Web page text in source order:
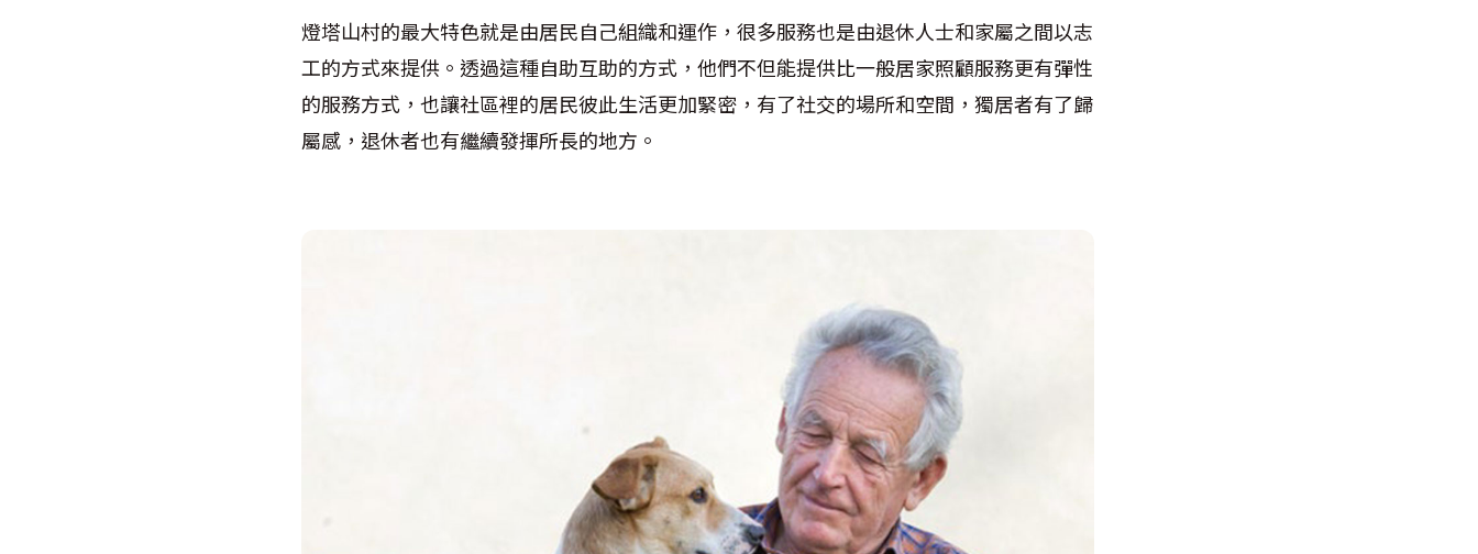
燈塔山村的最大特色就是由居民自己組織和運作，很多服務也是由退休人士和家屬之間以志
工的方式來提供。透過這種自助互助的方式，他們不但能提供比一般居家照顧服務更有彈性
的服務方式，也讓社區裡的居民彼此生活更加緊密，有了社交的場所和空間，獨居者有了歸
屬感，退休者也有繼續發揮所長的地方。